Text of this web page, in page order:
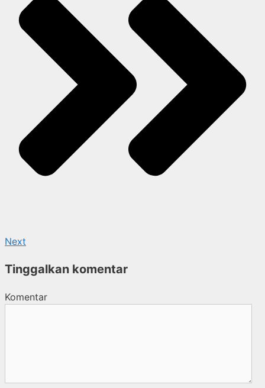
Next
Tinggalkan komentar
Komentar